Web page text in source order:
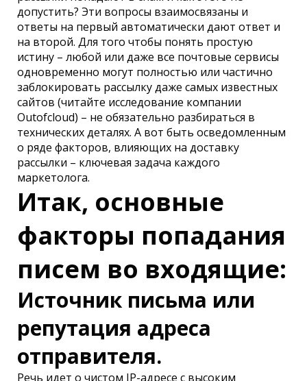
допустить? Эти вопросы взаимосвязаны и
ответы на первый автоматически дают ответ и
на второй. Для того чтобы понять простую
истину – любой или даже все почтовые сервисы
одновременно могут полностью или частично
заблокировать рассылку даже самых известных
сайтов (читайте исследование компании
Outofcloud) – не обязательно разбираться в
технических деталях. А вот быть осведомленным
о ряде факторов, влияющих на доставку
рассылки – ключевая задача каждого
маркетолога.
Итак, основные
факторы попадания
писем во входящие:
Источник письма или
репутация адреса
отправителя.
Речь идет о чистом IP-адресе с высоким